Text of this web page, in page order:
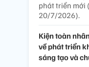
phát triển mới
20/7/2026).
Kiện toàn
về phát triển
sáng tạo và